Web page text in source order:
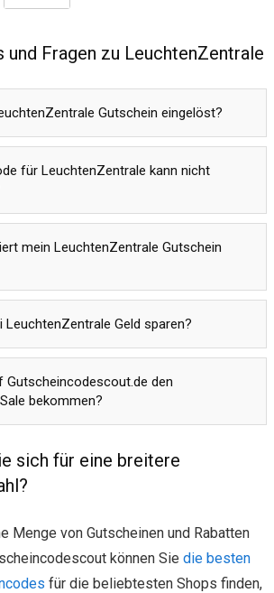
Fragen zu LeuchtenZentrale
Gutschein eingelöst?
für LeuchtenZentrale kann nicht
mein LeuchtenZentrale Gutschein
LeuchtenZentrale Geld sparen?
Gutscheincodescout.de den
bekommen?
sich für eine breitere
Menge von Gutscheinen und Rabatten
können Sie die besten
für die beliebtesten Shops finden,